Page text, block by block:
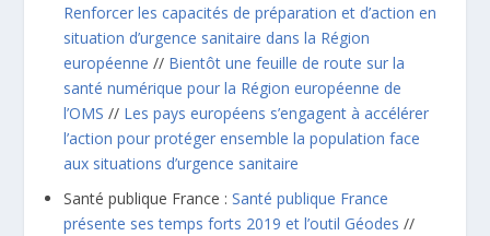
Renforcer les capacités de préparation et d’action en
situation d’urgence sanitaire dans la Région
européenne // Bientôt une feuille de route sur la
santé numérique pour la Région européenne de
l’OMS // Les pays européens s’engagent à accélérer
l’action pour protéger ensemble la population face
aux situations d’urgence sanitaire
Santé publique France :Santé publique France
présente ses temps forts 2019 et l’outil Géodes //